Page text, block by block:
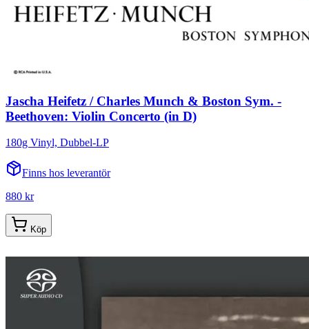
Jascha Heifetz / Charles Munch & Boston Sym. -
Beethoven: Violin Concerto (in D)
180g Vinyl, Dubbel-LP
Finns hos leverantör
880 kr
Köp